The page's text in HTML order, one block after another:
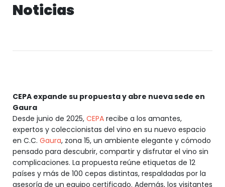
Noticias
CEPA expande su propuesta y abre nueva sede en
Gaura
Desde junio de 2025, CEPA recibe a los amantes,
expertos y coleccionistas del vino en su nuevo espacio
en C.C. Gaura, zona 15, un ambiente elegante y cómodo
pensado para descubrir, compartir y disfrutar el vino sin
complicaciones. La propuesta reúne etiquetas de 12
países y más de 100 cepas distintas, respaldadas por la
asesoría de un equipo certificado. Además, los visitantes